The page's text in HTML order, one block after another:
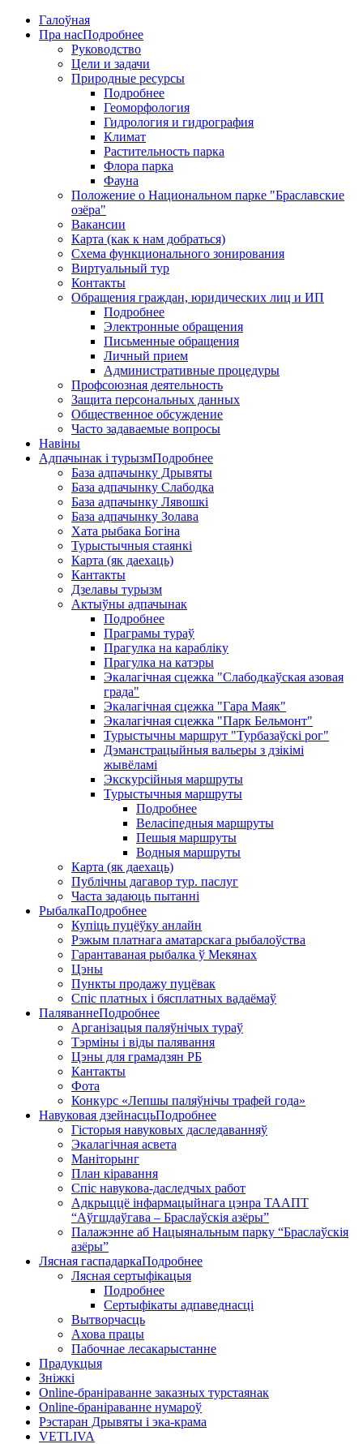
Галоўная
Пра насПодробнее
Руководство
Цели и задачи
Природные ресурсы
Подробнее
Геоморфология
Гидрология и гидрография
Климат
Растительность парка
Флора парка
Фауна
Положение о Национальном парке "Браславские
озёра"
Вакансии
Карта (как к нам добраться)
Схема функционального зонирования
Виртуальный тур
Контакты
Обращения граждан, юридических лиц и ИП
Подробнее
Электронные обращения
Письменные обращения
Личный прием
Административные процедуры
Профсоюзная деятельность
Защита персональных данных
Общественное обсуждение
Часто задаваемые вопросы
Навіны
Адпачынак і турызмПодробнее
База адпачынку Дрывяты
База адпачынку Слабодка
База адпачынку Лявошкі
База адпачынку Золава
Хата рыбака Богіна
Турыстычныя стаянкі
Карта (як даехаць)
Кантакты
Дзелавы турызм
Актыўны адпачынак
Подробнее
Праграмы тураў
Прагулка на карабліку
Прагулка на катэры
Экалагічная сцежка "Слабодкаўская азовая
града"
Экалагічная сцежка "Гара Маяк"
Экалагічная сцежка "Парк Бельмонт"
Турыстычны маршрут "Турбазаўскі рог"
Дэманстрацыйныя вальеры з дзікімі
жывёламі
Экскурсійныя маршруты
Турыстычныя маршруты
Подробнее
Веласіпедныя маршруты
Пешыя маршруты
Водныя маршруты
Карта (як даехаць)
Публічны дагавор тур. паслуг
Часта задаюць пытанні
РыбалкаПодробнее
Купіць пуцёўку анлайн
Рэжым платнага аматарскага рыбалоўства
Гарантаваная рыбалка ў Мекянах
Цэны
Пункты продажу пуцёвак
Спіс платных і бясплатных вадаёмаў
ПаляваннеПодробнее
Арганізацыя паляўнічых тураў
Тэрміны і віды палявання
Цэны для грамадзян РБ
Кантакты
Фота
Конкурс «Лепшы паляўнічы трафей года»
Навуковая дзейнасцьПодробнее
Гісторыя навуковых даследаванняў
Экалагічная асвета
Маніторынг
План кіравання
Спіс навукова-даследчых работ
Адкрыццё інфармацыйнага цэнра ТААПТ
“Аўгшдаўгава – Браслаўскія азёры”
Палажэнне аб Нацыянальным парку “Браслаўскія
азёры”
Лясная гаспадаркаПодробнее
Лясная сертыфікацыя
Подробнее
Сертыфікаты адпаведнасці
Вытворчасць
Ахова працы
Пабочнае лесакарыстанне
Прадукцыя
Зніжкі
Оnline-бранiраванне заказных турстаянак
Оnline-бранiраванне нумароў
Рэстаран Дрывяты і эка-крама
VETLIVA